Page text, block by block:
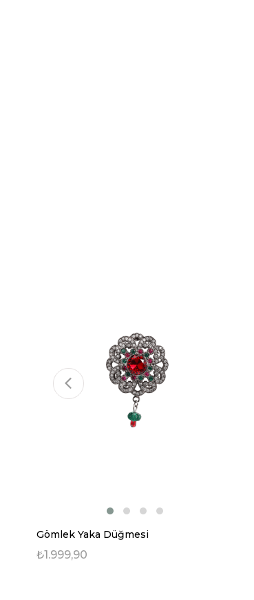
Gömlek Yaka Düğmesi
₺1.999,90